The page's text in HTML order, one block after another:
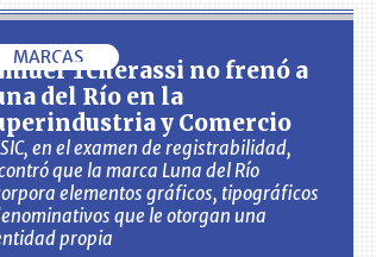
MARCAS
Tcherassi no frenó a
del Río en la
y Comercio
en el examen de registrabilidad,
que la marca Luna del Río
elementos gráficos, tipográficos
que le otorgan una
propia